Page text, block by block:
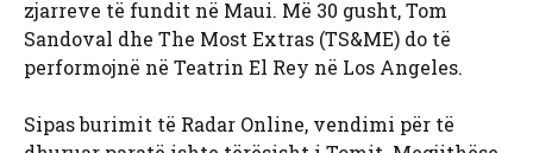
zjarreve të fundit në Maui. Më 30 gusht, Tom
Sandoval dhe The Most Extras (TS&ME) do të
performojnë në Teatrin El Rey në Los Angeles.
Sipas burimit të Radar Online, vendimi për të